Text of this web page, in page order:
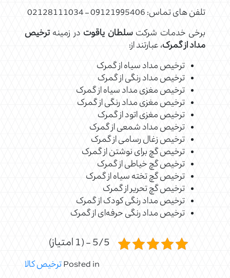
تلفن های تماس: 09121995406 – 02128111034
برخی خدمات شرکتسلطان یاقوت در زمینهترخیص
مداد از گمرک، عبارتند از:
ترخیص مداد سیاه از گمرک
ترخیص مداد رنگی از گمرک
ترخیص مغزی مداد سیاه از گمرک
ترخیص مغزی مداد رنگی از گمرک
ترخیص مغزی اتود از گمرک
ترخیص مداد شمعی از گمرک
ترخیص زغال رسامی از گمرک
ترخیص گچ برای نوشتن از گمرک
ترخیص گچ خیاطی از گمرک
ترخیص گچ تخته سیاه از گمرک
ترخیص گچ تحریر از گمرک
ترخیص مداد رنگی کودک از گمرک
ترخیص مداد رنگی حرفه‌ای از گمرک
5/5 - (1 امتیاز)
Posted inترخیص کالا